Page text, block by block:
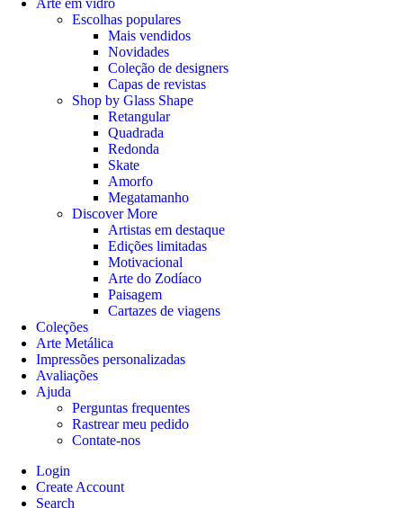
Arte em vidro
Escolhas populares
Mais vendidos
Novidades
Coleção de designers
Capas de revistas
Shop by Glass Shape
Retangular
Quadrada
Redonda
Skate
Amorfo
Megatamanho
Discover More
Artistas em destaque
Edições limitadas
Motivacional
Arte do Zodíaco
Paisagem
Cartazes de viagens
Coleções
Arte Metálica
Impressões personalizadas
Avaliações
Ajuda
Perguntas frequentes
Rastrear meu pedido
Contate-nos
Login
Create Account
Search